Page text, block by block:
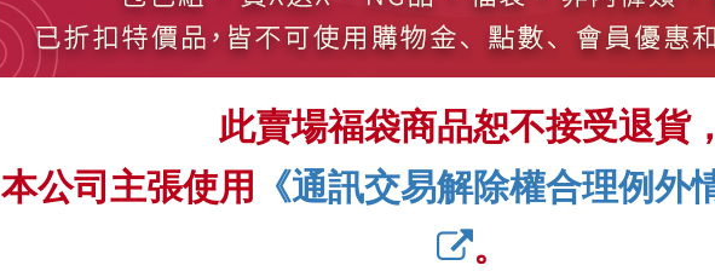
此賣場福袋商品恕不接受退貨，
本公司主張使用 《通訊交易解除權合理例外
。